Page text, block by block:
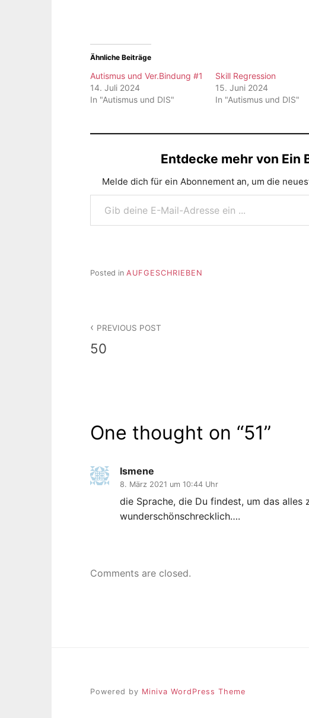
Ähnliche Beiträge
Autismus und Ver.Bindung #1
14. Juli 2024
In "Autismus und DIS"
Skill Regression
15. Juni 2024
In "Autismus und DIS"
Entdecke mehr von Ein
Melde dich für ein Abonnement an, um die
Gib deine E-Mail-Adresse ein ...
Posted in AUFGESCHRIEBEN
PREVIOUS POST
50
One thought on “51”
Ismene
8. März 2021 um 10:44 Uhr
die Sprache, die Du findest, um das alles
wunderschönschrecklich….
Comments are closed.
Powered by Miniva WordPress Theme